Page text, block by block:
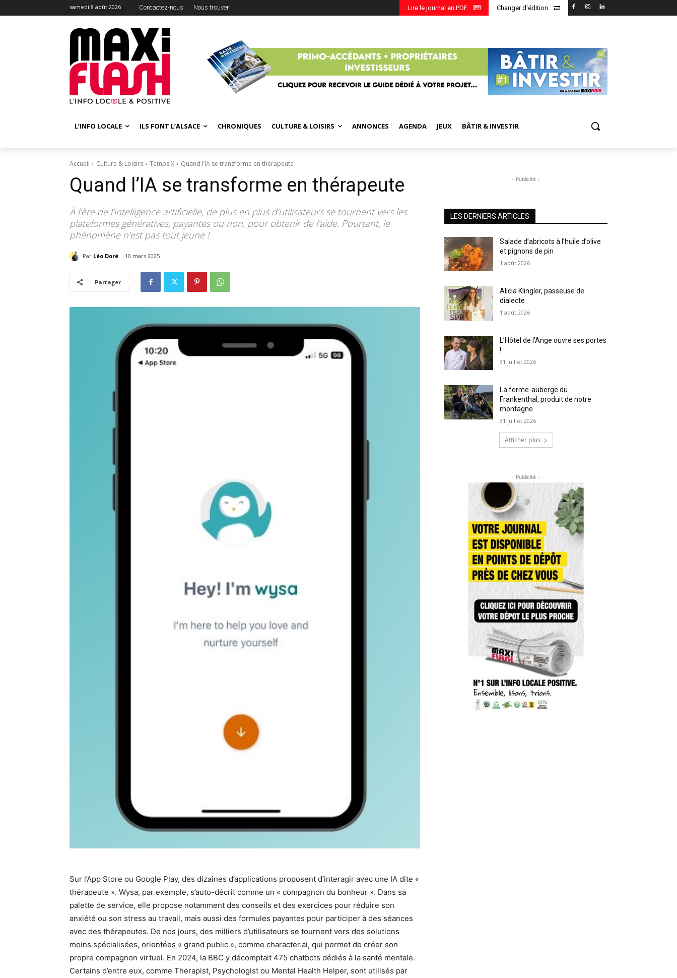
samedi 8 août 2026 Contactez-nous Nous trouver Changer d'édition
Lire le journal en PDF
L’INFO LOCALE ILS FONT L’ALSACE CHRONIQUES CULTURE & LOISIRS ANNONCES AGENDA JEUX BÂTIR & INVESTIR
Accueil Culture & Loisirs Temps X Quand l’IA se transforme en thérapeute
Quand l’IA se transforme en thérapeute
À l’ère de l’intelligence artificielle, de plus en plus d’utilisateurs se tournent vers les
plateformes génératives, payantes ou non, pour obtenir de l’aide. Pourtant, le
phénomène n’est pas tout jeune !
Par Léo Doré 10 mars 2025
Partager
Sur l’App Store ou Google Play, des dizaines d’applications proposent d’interagir avec une IA dite «
thérapeute ». Wysa, par exemple, s’auto-décrit comme un « compagnon du bonheur ». Dans sa
palette de service, elle propose notamment des conseils et des exercices pour réduire son
anxiété ou son stress au travail, mais aussi des formules payantes pour participer à des séances
avec des thérapeutes. De nos jours, des milliers d’utilisateurs se tournent vers des solutions
moins spécialisées, orientées « grand public », comme character.ai, qui permet de créer son
propre compagnon virtuel. En 2024, la BBC y décomptait 475 chatbots dédiés à la santé mentale.
Certains d’entre eux, comme Therapist, Psychologist ou Mental Health Helper, sont utilisés par
- Publicité -
LES DERNIERS ARTICLES
Salade d’abricots à l’huile d’olive
et pignons de pin
1 août 2026
Alicia Klingler, passeuse de
dialecte
1 août 2026
L’Hôtel de l’Ange ouvre ses portes
!
31 juillet 2026
La ferme-auberge du
Frankenthal, produit de notre
montagne
31 juillet 2026
Afficher plus
- Publicité -